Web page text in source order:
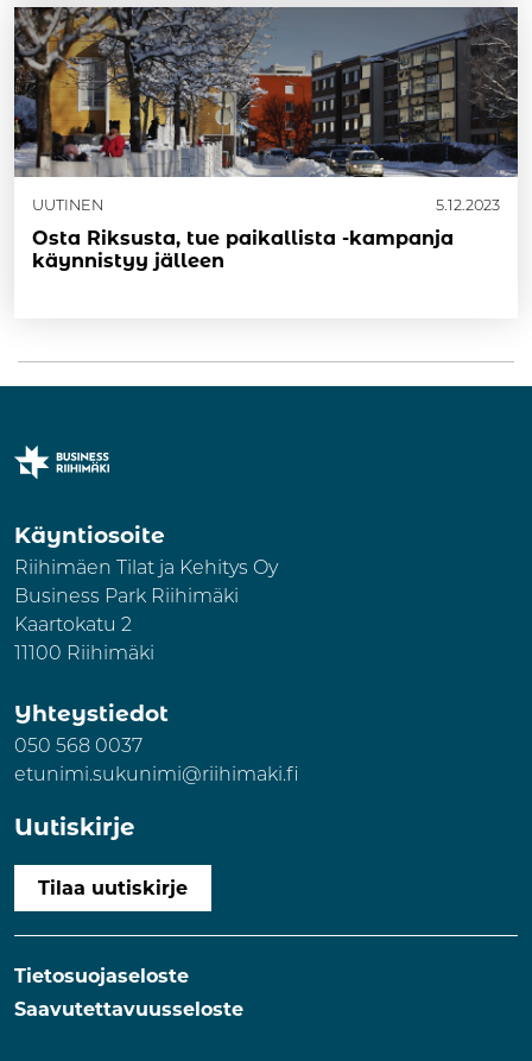
UUTINEN 5.12.2023
Osta Rik­sus­ta, tue pai­kal­lis­ta -kam­pan­ja
käyn­nis­tyy jäl­leen
Käyntiosoite
Riihimäen Tilat ja Kehitys Oy
Business Park Riihimäki
Kaartokatu 2
11100 Riihimäki
Yhteystiedot
050 568 0037
etunimi.sukunimi@riihimaki.fi
Uutiskirje
Tilaa uutiskirje
Tietosuojaseloste
Saavutettavuusseloste